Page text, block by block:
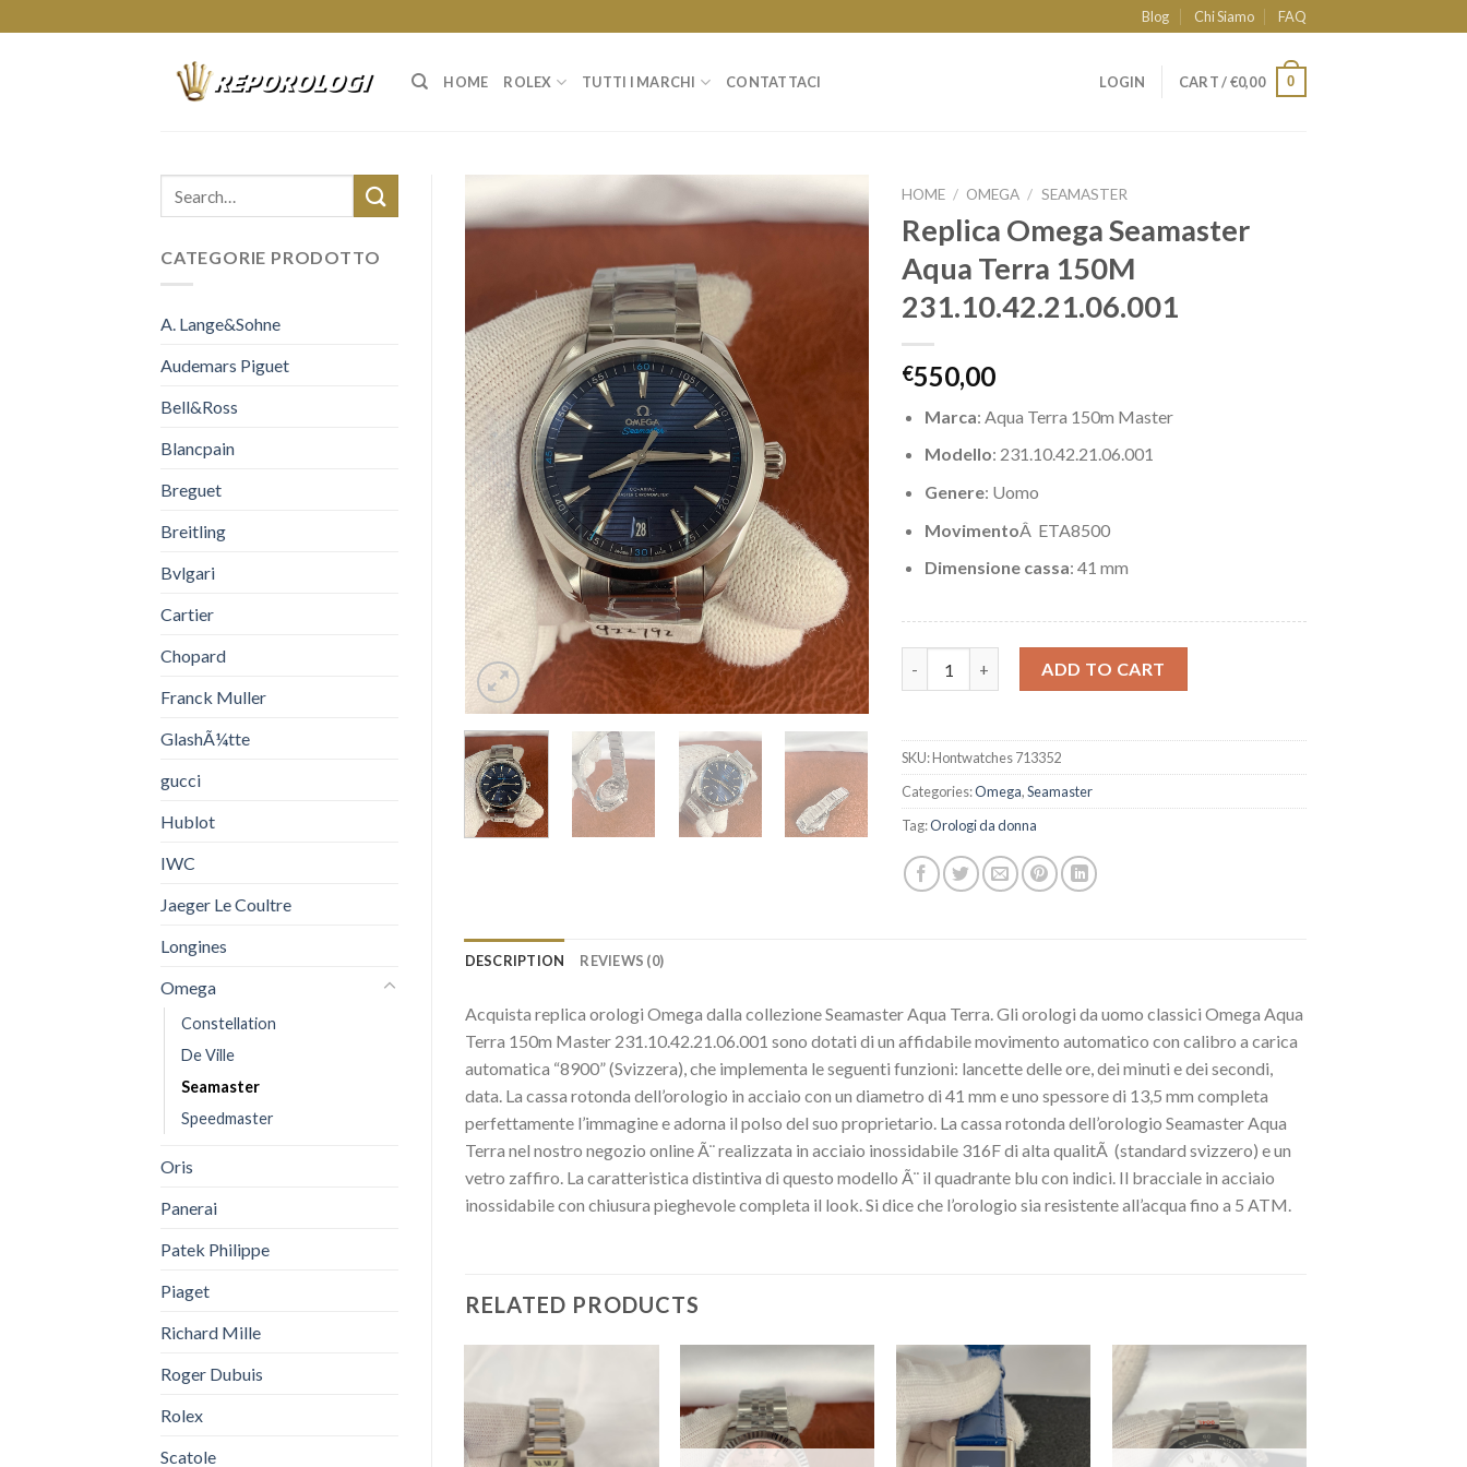
to
Blog Chi Siamo FAQ
HOME ROLEX TUTTI I MARCHI CONTATTACI LOGIN CART /€0,00 0
CATEGORIE PRODOTTO
A. Lange&Sohne
Audemars Piguet
Bell&Ross
Blancpain
Breguet
Breitling
Bvlgari
Cartier
Chopard
Franck Muller
GlashÃ¼tte
gucci
Hublot
IWC
Jaeger Le Coultre
Longines
Omega
Constellation
De Ville
Seamaster
Speedmaster
Oris
Panerai
Patek Philippe
Piaget
Richard Mille
Roger Dubuis
Rolex
Scatole
HOME / OMEGA / SEAMASTER
Replica Omega Seamaster
Aqua Terra 150M
231.10.42.21.06.001
€550,00
Marca: Aqua Terra 150m Master
Modello: 231.10.42.21.06.001
Genere: Uomo
MovimentoÂ ETA8500
Dimensione cassa: 41 mm
ADD TO CART
SKU:Hontwatches 713352
Categories:Omega,Seamaster
Tag:Orologi da donna
DESCRIPTION REVIEWS (0)
Acquista replica orologi Omega dalla collezione Seamaster Aqua Terra. Gli orologi da uomo classici Omega Aqua
Terra 150m Master 231.10.42.21.06.001 sono dotati di un affidabile movimento automatico con calibro a carica
automatica “8900” (Svizzera), che implementa le seguenti funzioni: lancette delle ore, dei minuti e dei secondi,
data. La cassa rotonda dell’orologio in acciaio con un diametro di 41 mm e uno spessore di 13,5 mm completa
perfettamente l’immagine e adorna il polso del suo proprietario. La cassa rotonda dell’orologio Seamaster Aqua
Terra nel nostro negozio online Ã¨ realizzata in acciaio inossidabile 316F di alta qualitÃ (standard svizzero) e un
vetro zaffiro. La caratteristica distintiva di questo modello Ã¨ il quadrante blu con indici. Il bracciale in acciaio
inossidabile con chiusura pieghevole completa il look. Si dice che l’orologio sia resistente all’acqua fino a 5 ATM.
RELATED PRODUCTS